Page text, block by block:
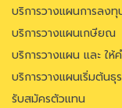
บริการวางแผนการลงทุ
บริการวางแผนเกษียณ
บริการวางแผน และ ให้
บริการวางแผนเริ่มต้นธุ
รับสมัครตัวแทน